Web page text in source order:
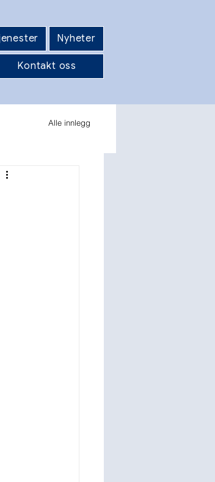
Nyheter
Kontakt oss
Alle innlegg